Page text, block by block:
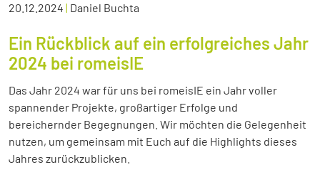
20.12.2024 | Daniel Buchta
Ein Rückblick auf ein erfolgreiches Jahr
2024 bei romeisIE
Das Jahr 2024 war für uns bei romeisIE ein Jahr voller
spannender Projekte, großartiger Erfolge und
bereichernder Begegnungen. Wir möchten die Gelegenheit
nutzen, um gemeinsam mit Euch auf die Highlights dieses
Jahres zurückzublicken.